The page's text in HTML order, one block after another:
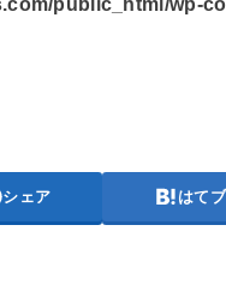
シェア はてブ